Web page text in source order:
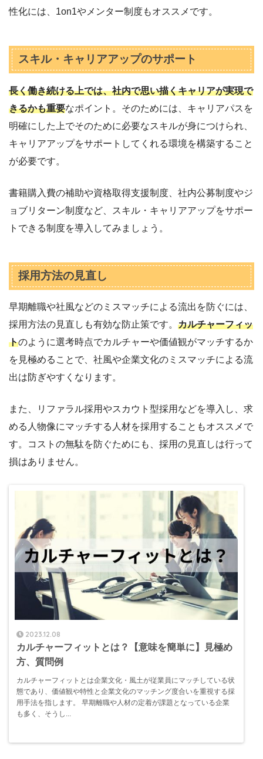
性化には、1on1やメンター制度もオススメです。
スキル・キャリアアップのサポート
長く働き続ける上では、社内で思い描くキャリアが実現で
きるかも重要なポイント。そのためには、キャリアパスを
明確にした上でそのために必要なスキルが身につけられ、
キャリアアップをサポートしてくれる環境を構築すること
が必要です。
書籍購入費の補助や資格取得支援制度、社内公募制度やジ
ョブリターン制度など、スキル・キャリアアップをサポー
トできる制度を導入してみましょう。
採用方法の見直し
早期離職や社風などのミスマッチによる流出を防ぐには、
採用方法の見直しも有効な防止策です。 カルチャーフィッ
トのように選考時点でカルチャーや価値観がマッチするか
を見極めることで、社風や企業文化のミスマッチによる流
出は防ぎやすくなります。
また、リファラル採用やスカウト型採用などを導入し、求
める人物像にマッチする人材を採用することもオススメで
す。コストの無駄を防ぐためにも、採用の見直しは行って
損はありません。
2023.12.08
カルチャーフィットとは？【意味を簡単に】見極め
方、質問例
カルチャーフィットとは企業文化・風土が従業員にマッチしている状
態であり、価値観や特性と企業文化のマッチング度合いを重視する採
用手法を指します。 早期離職や人材の定着が課題となっている企業
も多く、そうし...